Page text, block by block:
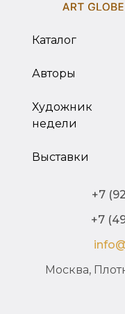
Каталог
Авторы
Художник
недели
Выставки
+7
+7
Москва,